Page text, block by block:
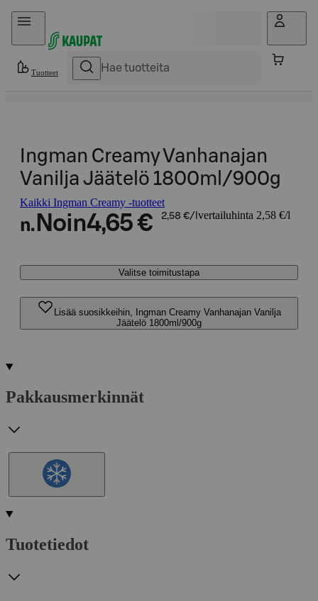
Hyppää sisältöön
Tuotteet
Ingman Creamy Vanhanajan
Vanilja Jäätelö 1800ml/900g
Kaikki Ingman Creamy -tuotteet
n. Noin4,65 € 2,58 €/l vertailuhinta 2,58 €/l
Valitse toimitustapa
Lisää suosikkeihin, Ingman Creamy Vanhanajan Vanilja
Jäätelö 1800ml/900g
Pakkausmerkinnät
Tuotetiedot